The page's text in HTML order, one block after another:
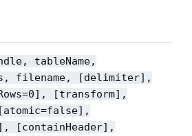
tableName,
filename, [delimiter],
[transform] ,
[containHeader],